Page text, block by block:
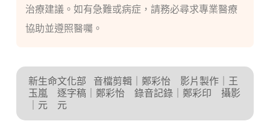
治療建議。如有急難或病症，請務必尋求專業醫療
協助並遵照醫囑。
新生命文化部
音檔剪輯｜鄭彩怡 影片製作｜王
玉嵐 逐字稿｜鄭彩怡 錄音記錄｜鄭彩印 攝影
｜元 元